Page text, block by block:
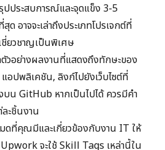
ปประสบการณ์และจุดแข็ง 3-5
ด อาจจะเล่าถึงประเภทโปรเจกต์ที่
ชี่ยวชาญเป็นพิเศษ
วอย่างผลงานที่แสดงถึงทักษะของ
ปพลิเคชัน, ลิงก์ไปยังเว็บไซต์ที่
น GitHub หากเป็นไปได้ ควรมีคำ
ะชิ้นงาน
ดที่คุณมีและเกี่ยวข้องกับงาน IT ให้
จะใช้ Skill Tags เหล่านี้ใน